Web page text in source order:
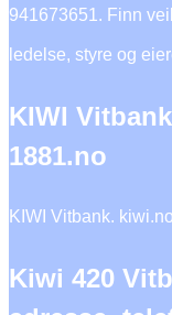
941673651. Finn
ledelse, styre og
KIWI
1881.no
KIWI Vitbank.
Kiwi 420